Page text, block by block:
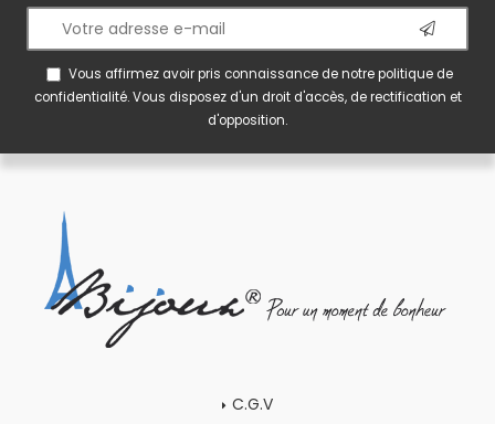
Vous affirmez avoir pris connaissance de notrepolitique de
confidentialité. Vous disposez d'un droit d'accès, de rectification et
d'opposition.
C.G.V